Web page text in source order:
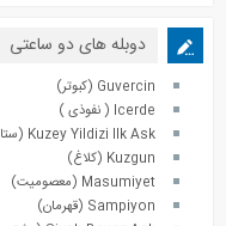
دوبله های دو ساعتی
Guvercin (کبوتر)
Icerde ( نفوذی )
Kuzey Yildizi Ilk Ask (ستاره شمالی عشق اول)
Kuzgun (کلاغ)
Masumiyet (معصومیت)
Sampiyon (قهرمان)